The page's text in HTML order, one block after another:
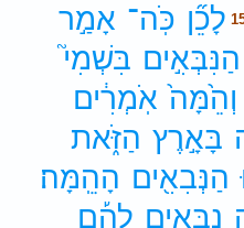
לָכֵ֞ן כֹּֽה־ אָמַ֣ר
הַנִּבְּאִ֣ים בִּשְׁמִי֮
וְהֵ֙מָּה֙ אֹֽמְרִ֔ים
בָּאָ֣רֶץ הַזֹּ֑את
הַנְּבִאִ֖ים הָהֵֽמָּה׃
נִבְּאִ֣ים לָהֶ֡ם